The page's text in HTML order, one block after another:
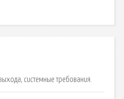
системные требования.